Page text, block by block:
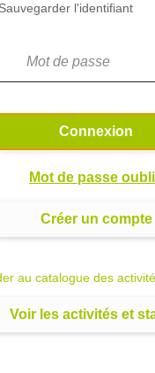
Sauvegarder l'identifiant
Connexion
Mot de passe
Créer un compte
au catalogue des
Voir les activités et